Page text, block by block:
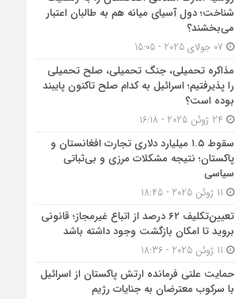
شناخت؛ دول آسیای میانه هم به طالبان اعتبار
می‎‌بخشند؟
مذاکره تحمیلی، جنگ تحمیلی، صلح تحمیلی
را پذیرفتیم؛ اسرائیل به کدام صلح تاکنون پایبند
بوده است؟
سقوط ۱.۵ میلیارد دلاری تجارت افغانستان و
پاکستان؛ نتیجه مشکلات مرزی و بی‌ثباتی
سیاسی
تعیین‌تکلیف ۶۲ درصد از اتباع غیرمجاز؛ قانونی
بروید تا امکان بازگشت وجود داشته باشد
حمایت علنی فرمانده ارتش پاکستان از اسرائیل
با سرکوب معترضان به جنایات رژیم